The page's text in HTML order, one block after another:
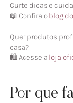
Curte dicas e
📖 Confira o blog
Quer produtos
casa?
🛍️ Acesse a loja
Por que